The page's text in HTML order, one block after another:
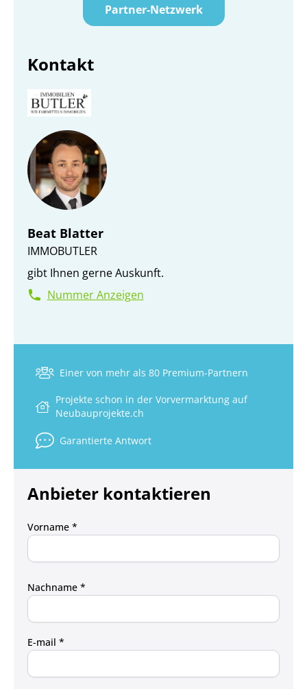
Partner-Netzwerk
Kontakt
Beat Blatter
IMMOBUTLER
gibt Ihnen gerne Auskunft.
Nummer Anzeigen
Einer von mehr als 80 Premium-Partnern
Projekte schon in der Vorvermarktung auf
Neubauprojekte.ch
Garantierte Antwort
Anbieter kontaktieren
Vorname *
Nachname *
E-mail *